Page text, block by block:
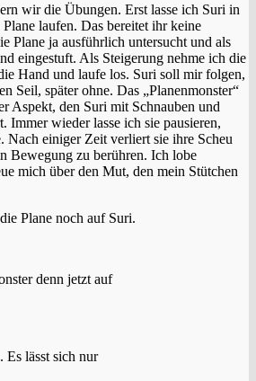
wir die Übungen. Erst lasse ich Suri in
laufen. Das bereitet ihr keine
Plane ja ausführlich untersucht und als
eingestuft. Als Steigerung nehme ich die
Hand und laufe los. Suri soll mir folgen,
Seil, später ohne. Das „Planenmonster“
Aspekt, den Suri mit Schnauben und
Immer wieder lasse ich sie pausieren,
Nach einiger Zeit verliert sie ihre Scheu
Bewegung zu berühren. Ich lobe
mich über den Mut, den mein Stütchen
Plane noch auf Suri.
denn jetzt auf
Es lässt sich nur